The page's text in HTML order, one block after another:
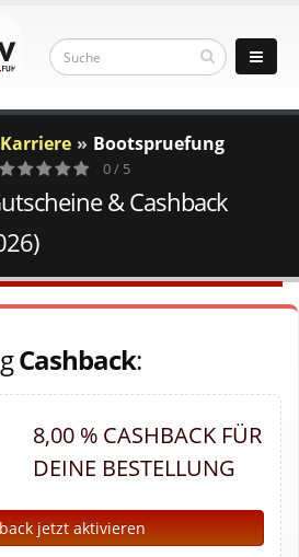
Bootspruefung
0
Votes
0 / 5
& Cashback
Cashback:
8,00 % CASHBACK FÜR
DEINE BESTELLUNG
jetzt aktivieren